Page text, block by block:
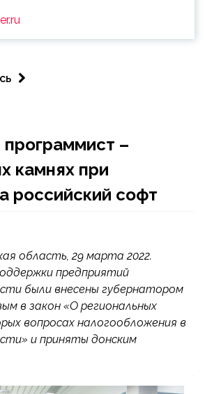
программист –
камнях при
российский софт
область, 29 марта 2022.
предприятий
были внесены губернатором
в закон «О региональных
вопросах налогообложения в
и приняты донским